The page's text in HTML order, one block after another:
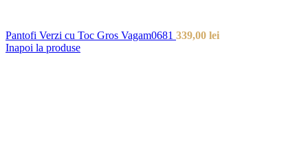
Pantofi Verzi cu Toc Gros Vagam0681 339,00 lei
Inapoi la produse